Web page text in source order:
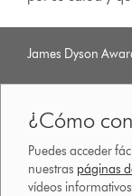
James Dyson
¿Cómo
Puedes acceder
nuestras páginas
vídeos